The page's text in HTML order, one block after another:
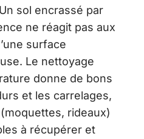
sol encrassé par
ne réagit pas aux
surface
Le nettoyage
donne de bons
et les carrelages,
rideaux)
à récupérer et